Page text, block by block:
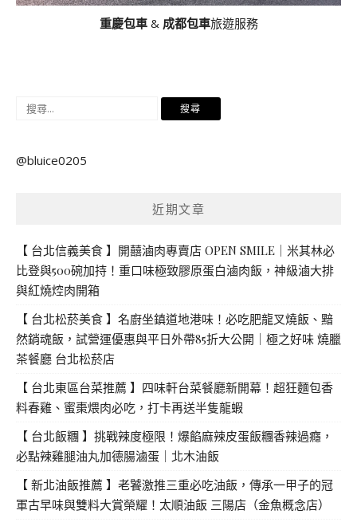
重慶包車& 成都包車旅遊服務
搜
鍵
@bluice0205
近期文章
【 台北信義美食 】開囍滷肉專賣店 OPEN SMILE｜米其林必
比登與500碗加持！重口味極致膠原蛋白滷肉飯，神級滷大排
與紅燒焢肉開箱
【 台北松菸美食 】名廚坐鎮道地港味！必吃肥龍叉燒飯、黯
然銷魂飯，試營運優惠與平日外帶85折大公開｜極之好味 燒臘
茶餐廳 台北松菸店
【 台北東區台菜推薦 】四味軒台菜餐廳新開幕！超狂麵包香
料春雞、蜜棗煨肉必吃，打卡再送半隻龍蝦
【 台北飯糰 】挑戰辣度極限！爆餡麻辣皮蛋飯糰香辣過癮，
必點辣雞腿油丸加德腸滷蛋｜北木油飯
【 新北油飯推薦 】老饕激推三重必吃油飯，傳承一甲子的冠
軍古早味與雙料大賞榮耀！太順油飯 三陽店（金魚概念店）